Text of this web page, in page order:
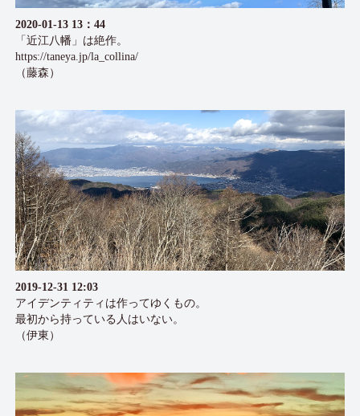
2020-01-13 13：44
「近江八幡」は絶作。
https://taneya.jp/la_collina/
（藤森）
2019-12-31 12:03
アイデンティティは作ってゆくもの。
最初から持っている人はいない。
（伊東）